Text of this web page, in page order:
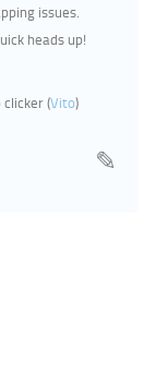
issues.
heads up!
(Vito)